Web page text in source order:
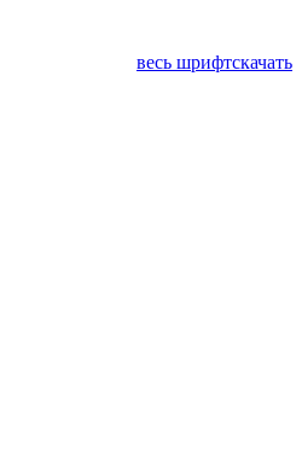
весь шрифтскачать